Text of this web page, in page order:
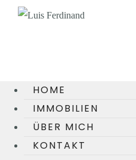
HOME
IMMOBILIEN
ÜBER MICH
KONTAKT